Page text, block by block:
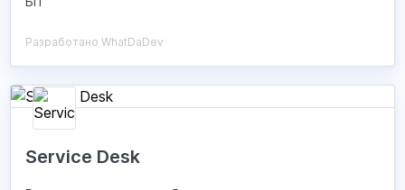
Разработано WhatDaDev
Service Desk